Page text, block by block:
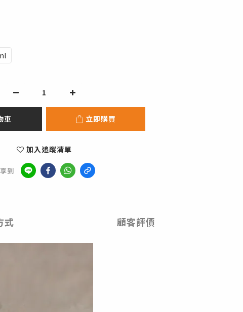
車 立即購買
加入追蹤清單
到
式 顧客評價